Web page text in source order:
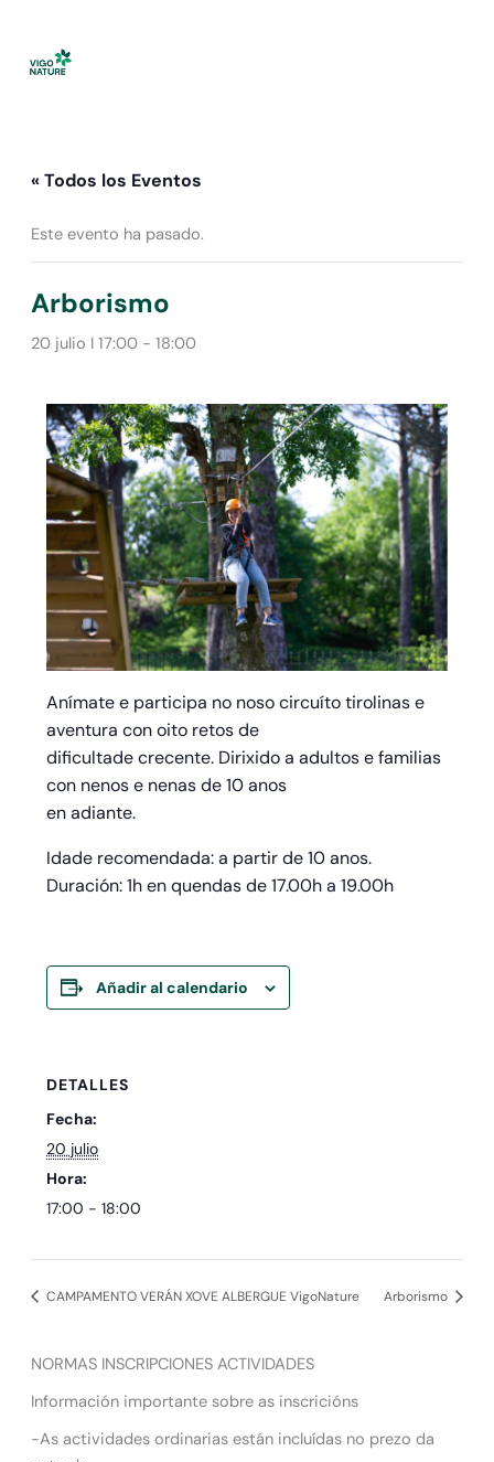
contenido
« Todos los Eventos
Este evento ha pasado.
Arborismo
20 julio I 17:00- 18:00
Anímate e participa no noso circuíto tirolinas e
aventura con oito retos de
dificultade crecente. Dirixido a adultos e familias
con nenos e nenas de 10 anos
en adiante.
Idade recomendada: a partir de 10 anos.
Duración: 1h en quendas de 17.00h a 19.00h
Añadir al calendario
DETALLES
Fecha:
20 julio
Hora:
17:00 - 18:00
CAMPAMENTO VERÁN XOVE ALBERGUE VigoNature Arborismo
NORMAS INSCRIPCIONES ACTIVIDADES
Información importante sobre as inscricións
-As actividades ordinarias están incluídas no prezo da